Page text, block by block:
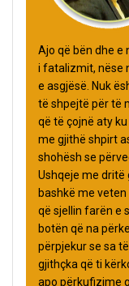
Ajo që bën dhe e
i fatalizmit, nëse
e asgjësë. Nuk
të shpejtë për të
që të çojnë aty
me gjithë shpirt
shohësh se
Ushqeje me dritë
bashkë me
që sjellin farën e
botën që na
përpjekur se sa
gjithçka që ti
apo përkufizime